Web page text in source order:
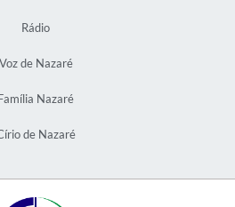
Rádio
Voz de Nazaré
Nazaré
de Nazaré